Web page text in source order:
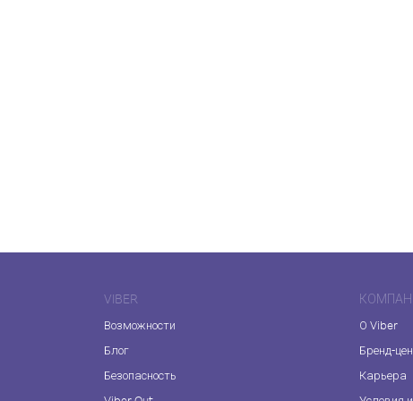
VIBER
Возможности
Блог
Безопасность
О Viber
Бренд-
Карьера